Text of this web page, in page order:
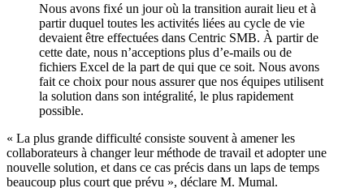
Nous avons fixé un jour où la transition aurait lieu et à
partir duquel toutes les activités liées au cycle de vie
devaient être effectuées dans Centric SMB. À partir de
cette date, nous n’acceptions plus d’e-mails ou de
fichiers Excel de la part de qui que ce soit. Nous avons
fait ce choix pour nous assurer que nos équipes utilisent
la solution dans son intégralité, le plus rapidement
possible.
« La plus grande difficulté consiste souvent à amener les
collaborateurs à changer leur méthode de travail et adopter une
nouvelle solution, et dans ce cas précis dans un laps de temps
beaucoup plus court que prévu », déclare M. Mumal.